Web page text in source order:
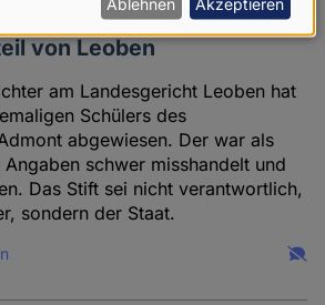
von Leoben
am Landesgericht Leoben hat
Schülers des
abgewiesen. Der war als
schwer misshandelt und
Das Stift sei nicht verantwortlich,
sondern der Staat.